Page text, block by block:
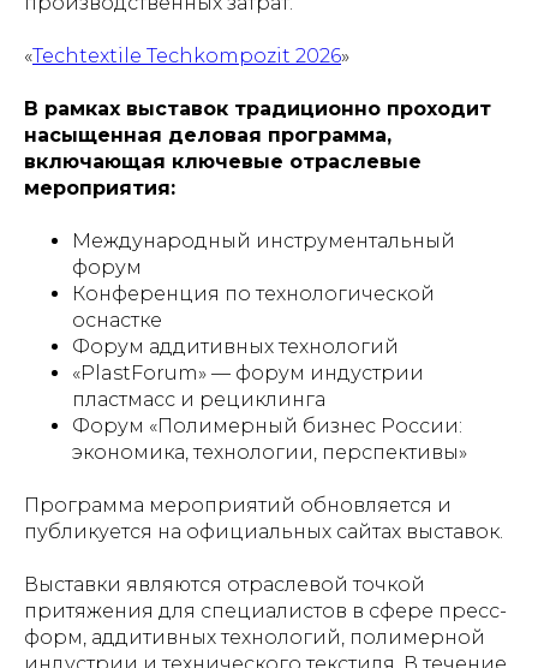
«Techtextile Techkompozit 2026»
В рамках выставок традиционно проходит
насыщенная деловая программа,
включающая ключевые отраслевые
мероприятия:
Международный инструментальный
форум
Конференция по технологической
оснастке
Форум аддитивных технологий
«PlastForum» — форум индустрии
пластмасс и рециклинга
Форум «Полимерный бизнес России:
экономика, технологии, перспективы»
Программа мероприятий обновляется и
публикуется на официальных сайтах выставок.
Выставки являются отраслевой точкой
притяжения для специалистов в сфере пресс-
форм, аддитивных технологий, полимерной